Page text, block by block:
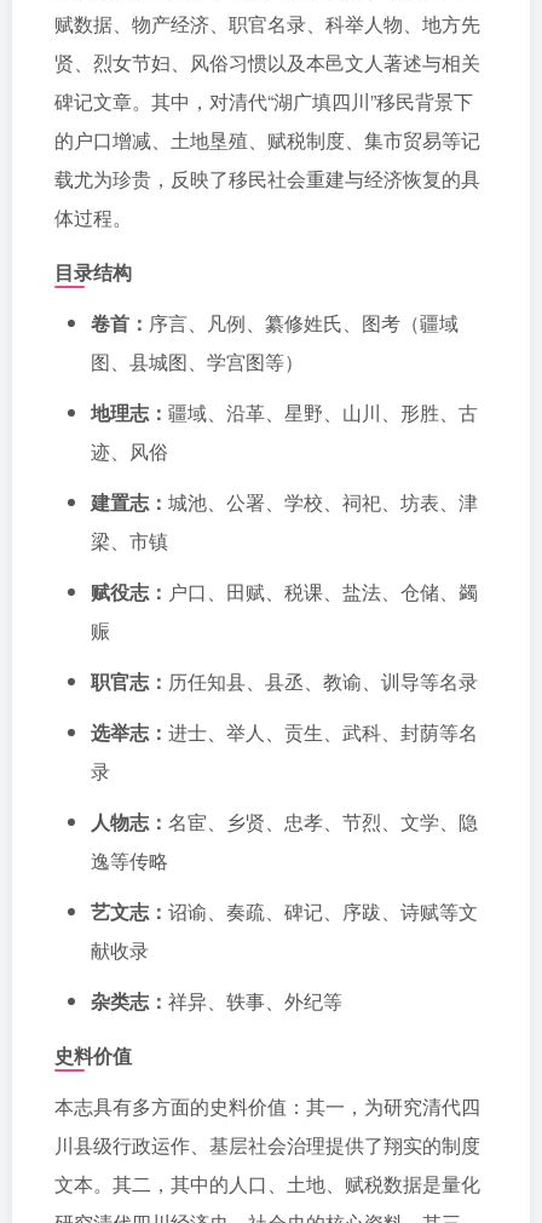
赋数据、物产经济、职官名录、科举人物、地方先
贤、烈女节妇、风俗习惯以及本邑文人著述与相关
碑记文章。其中，对清代“湖广填四川”移民背景下
的户口增减、土地垦殖、赋税制度、集市贸易等记
载尤为珍贵，反映了移民社会重建与经济恢复的具
体过程。
目录结构
卷首： 序言、凡例、纂修姓氏、图考（疆域
图、县城图、学宫图等）
地理志： 疆域、沿革、星野、山川、形胜、古
迹、风俗
建置志： 城池、公署、学校、祠祀、坊表、津
梁、市镇
赋役志： 户口、田赋、税课、盐法、仓储、蠲
赈
职官志： 历任知县、县丞、教谕、训导等名录
选举志： 进士、举人、贡生、武科、封荫等名
录
人物志： 名宦、乡贤、忠孝、节烈、文学、隐
逸等传略
艺文志： 诏谕、奏疏、碑记、序跋、诗赋等文
献收录
杂类志： 祥异、轶事、外纪等
史料价值
本志具有多方面的史料价值：其一，为研究清代四
川县级行政运作、基层社会治理提供了翔实的制度
文本。其二，其中的人口、土地、赋税数据是量化